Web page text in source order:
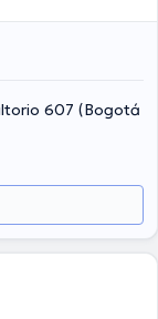
607 (Bogotá